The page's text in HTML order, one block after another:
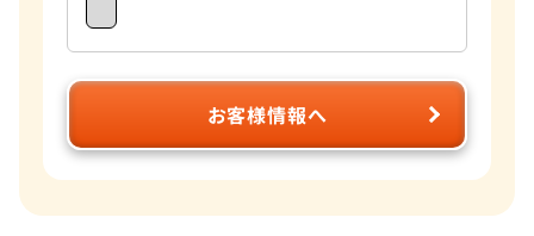
お客様情報へ